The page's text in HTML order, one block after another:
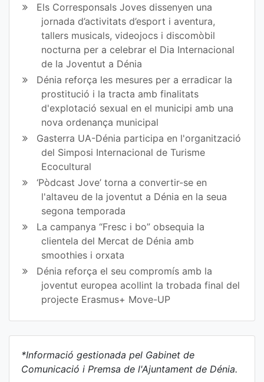
Els Corresponsals Joves dissenyen una
jornada d’activitats d’esport i aventura,
tallers musicals, videojocs i discomòbil
nocturna per a celebrar el Dia Internacional
de la Joventut a Dénia
Dénia reforça les mesures per a erradicar la
prostitució i la tracta amb finalitats
d'explotació sexual en el municipi amb una
nova ordenança municipal
Gasterra UA-Dénia participa en l'organització
del Simposi Internacional de Turisme
Ecocultural
‘Pòdcast Jove’ torna a convertir-se en
l'altaveu de la joventut a Dénia en la seua
segona temporada
La campanya “Fresc i bo” obsequia la
clientela del Mercat de Dénia amb
smoothies i orxata
Dénia reforça el seu compromís amb la
joventut europea acollint la trobada final del
projecte Erasmus+ Move-UP
*Informació gestionada pel Gabinet de
Comunicació i Premsa de l'Ajuntament de Dénia.